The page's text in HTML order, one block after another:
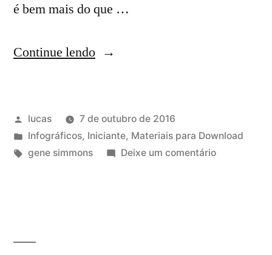
é bem mais do que …
Continue lendo
lucas
7 de outubro de 2016
Infográficos, Iniciante, Materiais para Download
gene simmons
Deixe um comentário